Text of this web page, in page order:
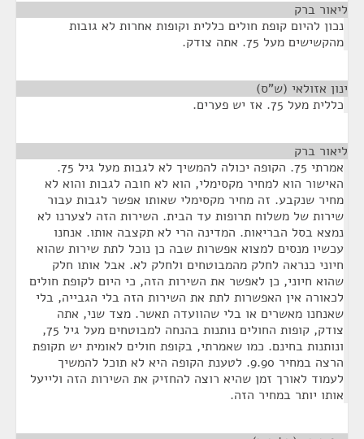
ליאור ברק
נכון להיום קופת חולים כללית וקופות אחרות לא גובות
מהקשישים מעל 75. אתה צודק.
ינון אזולאי (ש"ס)
כללית מעל 75. אז יש פערים.
ליאור ברק
אמרתי 75. הקופה יכולה להמשיך לא לגבות מעל גיל 75.
האישור הוא למחיר מקסימלי, הוא לא חובה לגבות והוא לא
מחיר שנקבע. זה מחיר מקסימלי שאותו אפשר לגבות עבור
שירות של משלוח תרופות עד הבית. השירות הזה לצערנו לא
נמצא בסל הבריאות. המדינה הרי לא תקצבה אותו. אנחנו
עכשיו מנסים למצוא אפשרות שבה כן נוכל לתת שירות שהוא
חיוני כנראה לחלק מהמבוטחים ולחלק לא. אבל אותו חלק
שהוא חיוני, כן לאפשר את השירות הזה, כי היום לקופת חולים
לכאורה אין האפשרות לתת את השירות הזה בלי הגבייה, בלי
שאנחנו מאשרים או בלי שהוועדה תאשר. מצד שני, אתה
צודק, קופות החולים נותנות בהנחה למבוטחים מעל גיל 75,
ונותנות בחינם. כמו שאמרתי, בקופת חולים לאומית יש תקופת
הרצה במחיר 9.90. לטענת הקופה היא לא תוכל להמשיך
לעמוד לאורך זמן שהיא רוצה להחזיק את השירות הזה ולייעל
אותו יותר במחיר הזה.